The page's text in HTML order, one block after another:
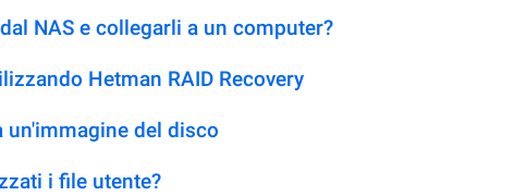
NAS e collegarli a un computer?
Hetman RAID Recovery
un'immagine del disco
i file utente?